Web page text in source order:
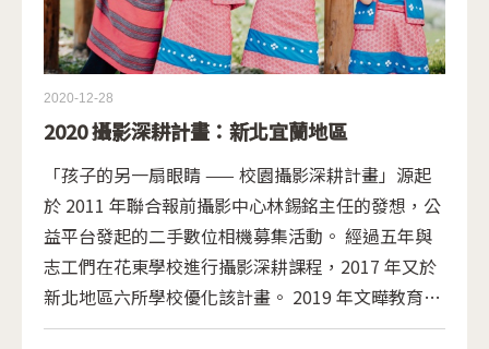
2020-12-28
2020 攝影深耕計畫：新北宜蘭地區
「孩子的另一扇眼睛 —— 校園攝影深耕計畫」源起
於 2011 年聯合報前攝影中心林錫銘主任的發想，公
益平台發起的二手數位相機募集活動。 經過五年與
志工們在花東學校進行攝影深耕課程，2017 年又於
新北地區六所學校優化該計畫。 2019 年文曄教育基
金會接棒，由新北地區攝影志工徐振傑擔任專案負責